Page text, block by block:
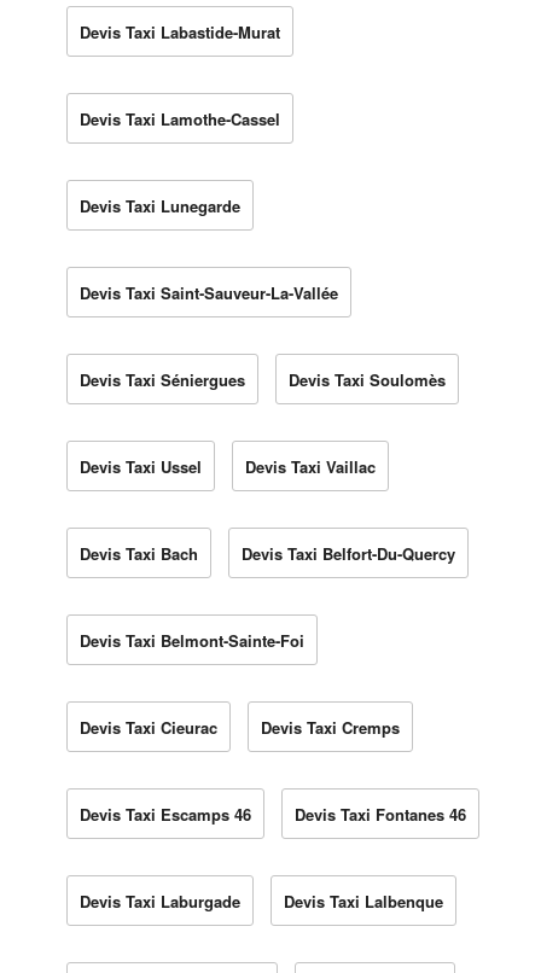
Devis Taxi Labastide-Murat
Devis Taxi Lamothe-Cassel
Devis Taxi Lunegarde
Devis Taxi Saint-Sauveur-La-Vallée
Devis Taxi Séniergues Devis Taxi Soulomès
Devis Taxi Ussel Devis Taxi Vaillac
Devis Taxi Bach Devis Taxi Belfort-Du-Quercy
Devis Taxi Belmont-Sainte-Foi
Devis Taxi Cieurac Devis Taxi Cremps
Devis Taxi Escamps 46 Devis Taxi Fontanes 46
Devis Taxi Laburgade Devis Taxi Lalbenque